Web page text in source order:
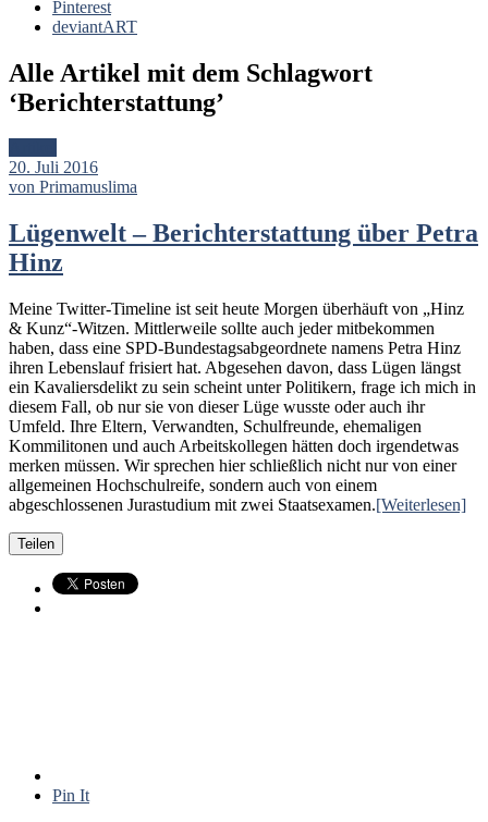
Pinterest
deviantART
Alle Artikel mit dem Schlagwort
‘Berichterstattung’
20. Juli 2016
von Primamuslima
Lügenwelt – Berichterstattung über Petra
Hinz
Meine Twitter-Timeline ist seit heute Morgen überhäuft von „Hinz
& Kunz“-Witzen. Mittlerweile sollte auch jeder mitbekommen
haben, dass eine SPD-Bundestagsabgeordnete namens Petra Hinz
ihren Lebenslauf frisiert hat. Abgesehen davon, dass Lügen längst
ein Kavaliersdelikt zu sein scheint unter Politikern, frage ich mich in
diesem Fall, ob nur sie von dieser Lüge wusste oder auch ihr
Umfeld. Ihre Eltern, Verwandten, Schulfreunde, ehemaligen
Kommilitonen und auch Arbeitskollegen hätten doch irgendetwas
merken müssen. Wir sprechen hier schließlich nicht nur von einer
allgemeinen Hochschulreife, sondern auch von einem
abgeschlossenen Jurastudium mit zwei Staatsexamen.[Weiterlesen]
Teilen
Pin It